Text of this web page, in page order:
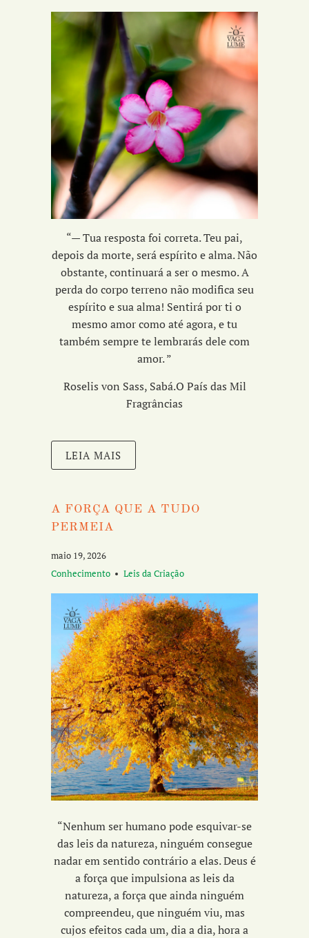
“— Tua resposta foi correta. Teu pai,
depois da morte, será espírito e alma. Não
obstante, continuará a ser o mesmo. A
perda do corpo terreno não modifica seu
espírito e sua alma! Sentirá por ti o
mesmo amor como até agora, e tu
também sempre te lembrarás dele com
amor.”
Roselis von Sass, Sabá.O País das Mil
Fragrâncias
LEIA MAIS
A FORÇA QUE A TUDO
PERMEIA
maio 19, 2026
Conhecimento
Leis da Criação
“Nenhum ser humano pode esquivar-se
das leis da natureza, ninguém consegue
nadar em sentido contrário a elas. Deus é
a força que impulsiona as leis da
natureza, a força que ainda ninguém
compreendeu, que ninguém viu, mas
cujos efeitos cada um, dia a dia, hora a